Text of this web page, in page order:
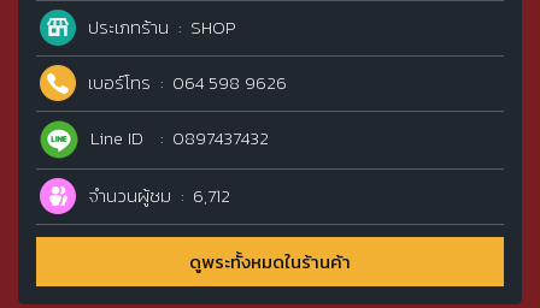
ประเภทร้าน
SHOP
เบอร์โทร
064 598 9626
Line ID
0897437432
จำนวนผู้ชม 6,712
ดูพระทั้งหมดในร้านค้า